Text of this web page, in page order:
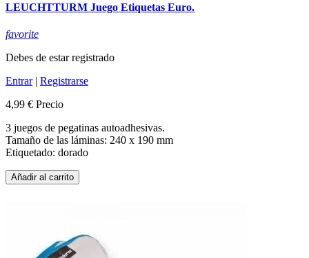
LEUCHTTURM Juego Etiquetas Euro.
favorite
Debes de estar registrado
Entrar| Registrarse
4,99 € Precio
3 juegos de pegatinas autoadhesivas.
Tamaño de las láminas: 240 x 190 mm
Etiquetado: dorado
Añadir al carrito